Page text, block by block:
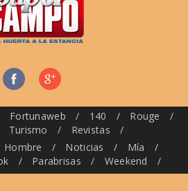
Fortunaweb / 140 / Rouge
/
Turismo / Revistas
/
Hombre / Noticias / Mía
/
/ Parabrisas / Weekend /